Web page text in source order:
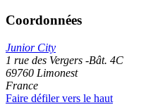
Coordonnées
Junior City
1 rue des Vergers -Bât. 4C
69760 Limonest
France
Faire défiler vers le haut